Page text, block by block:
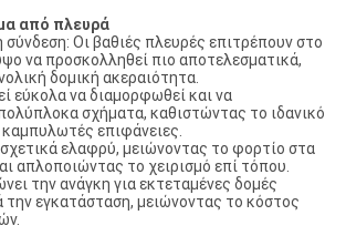
από πλευρά
Οι βαθιές πλευρές επιτρέπουν στο
να προσκολληθεί πιο αποτελεσματικά,
δομική ακεραιότητα.
εύκολα να διαμορφωθεί και να
σχήματα, καθιστώντας το ιδανικό
καμπυλωτές επιφάνειες.
σχετικά ελαφρύ, μειώνοντας το φορτίο στα
απλοποιώντας το χειρισμό επί τόπου.
την ανάγκη για εκτεταμένες δομές
την εγκατάσταση, μειώνοντας το κόστος